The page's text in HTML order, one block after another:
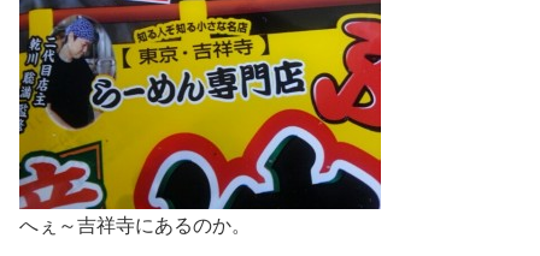
へぇ～吉祥寺にあるのか。